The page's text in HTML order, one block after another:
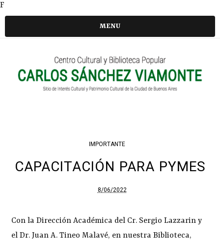
F
MENU
IMPORTANTE
CAPACITACIÓN PARA PYMES
8/06/2022
Con la Dirección Académica del Cr. Sergio Lazzarin y
el Dr. Juan A. Tineo Malavé, en nuestra Biblioteca,